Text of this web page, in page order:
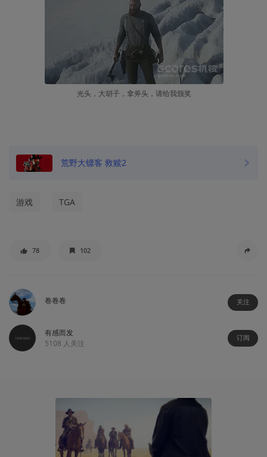
光头，大胡子，拿斧头，请给我颁奖
荒野大镖客 救赎2
游戏 TGA
78 102
卷卷卷 关注
有感而发
5108 人关注
订阅